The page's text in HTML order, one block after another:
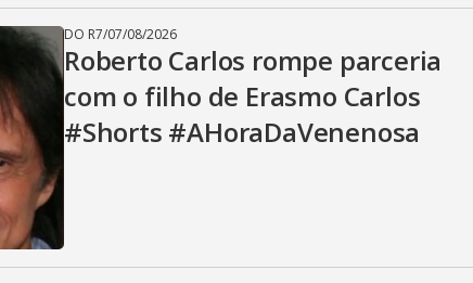
DO R7/07/08/2026
Roberto Carlos rompe parceria
com o filho de Erasmo Carlos
#Shorts #AHoraDaVenenosa